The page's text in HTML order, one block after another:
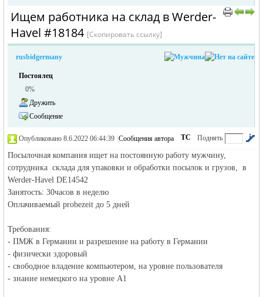
жизнь и
объявления в
› ›
Ищем работника на склад в Werder-
Havel #18184 [Скопировать ссылку]
rusbidgermany
Постоялец
0%
Дружить
Сообщение
Поднять
ТС
Опубликовано 8.6.2022 06:44:39 Сообщения автора
Посылочная компания ищет на постоянную работу мужчину,
сотрудника склада для упаковки и обработки посылок и грузов, в
Werder-Havel DE14542
Занятость: 30часов в неделю
Оплачиваемый probezeit до 5 дней
Требования:
- ПМЖ в Германии и разрешение на работу в Германии
- физически здоровый
- свободное владение компьютером, на уровне пользователя
- знание немецкого на уровне A1